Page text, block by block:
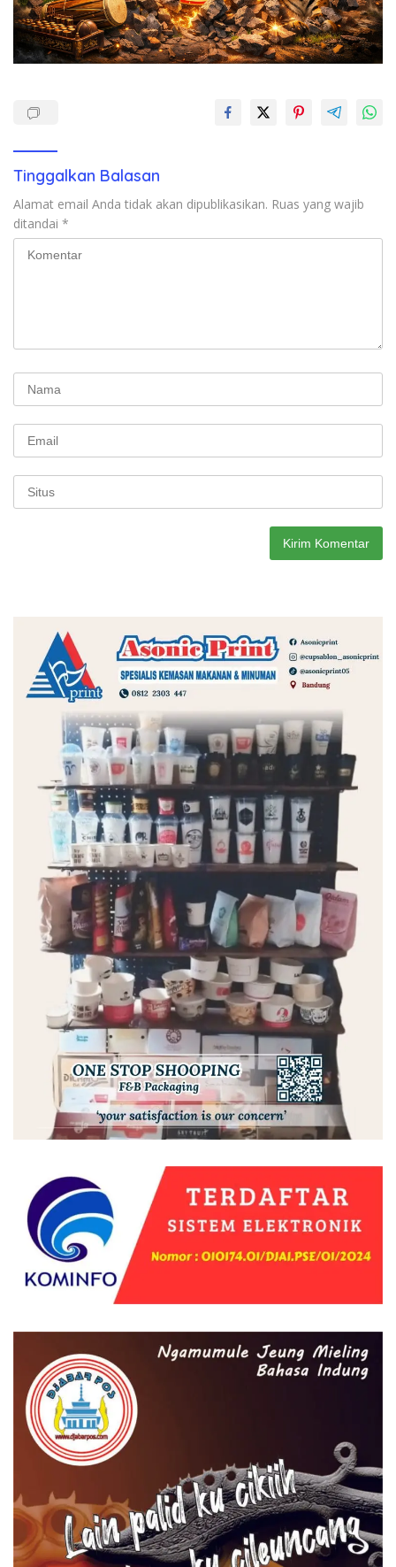
Tinggalkan Balasan
Alamat email Anda tidak akan dipublikasikan. Ruas yang wajib
ditandai *